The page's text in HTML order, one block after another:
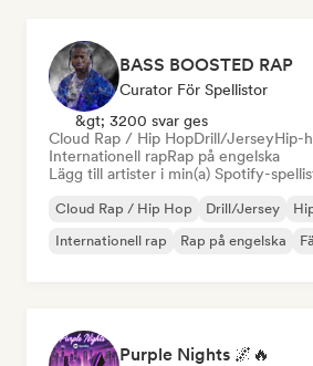
BASS BOOSTED RAP
Curator För Spellistor
&gt; 3200 svar ges
Cloud Rap / Hip HopDrill/JerseyHip-
Internationell rapRap på engelska
Lägg till artister i min(a) Spotify-
Cloud Rap / Hip Hop Drill/Jersey
Internationell rap
Rap på engelska
Purple Nights 🌌🔥